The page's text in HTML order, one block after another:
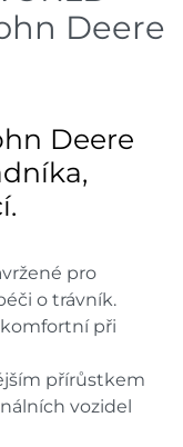
Deere
Deere
pro
o trávník.
komfortní při
přírůstkem
vozidel